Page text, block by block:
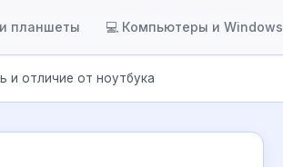
планшеты 💻 Компьютеры и Windows
и отличие от ноутбука